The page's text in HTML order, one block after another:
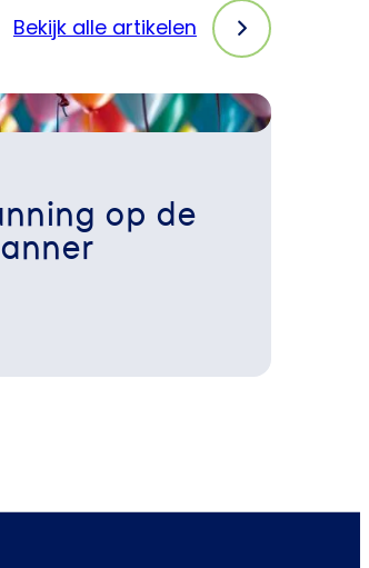
Bekijk alle artikelen
op de